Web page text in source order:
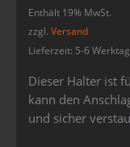
basierend
Kundenbewertung
Enthält 19% MwSt.
zzgl. Versand
Lieferzeit: 5-6
Dieser Halter ist
kann den
und sicher